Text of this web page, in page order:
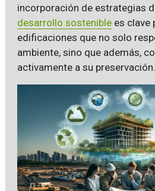
incorporación de estrategias
desarrollo sosteniblees clave
edificaciones que no solo
ambiente, sino que además,
activamente a su preservación.